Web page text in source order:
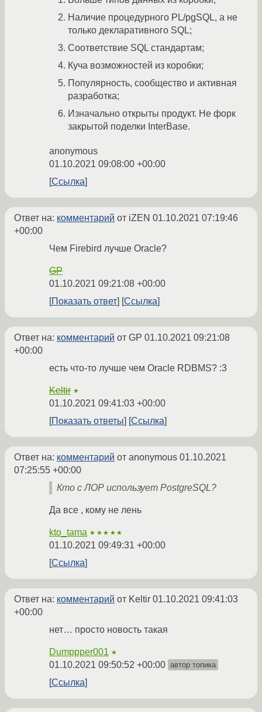
Наличие процедурного PL/pgSQL, а не
только декларативного SQL;
Соответствие SQL стандартам;
Куча возможностей из коробки;
Популярность, сообщество и активная
разработка;
Изначально открыты продукт. Не форк
закрытой поделки InterBase.
anonymous
01.10.2021 09:08:00 +00:00
Ссылка
Ответ на: комментарий от iZEN 01.10.2021 07:19:46
+00:00
Чем Firebird лучше Oracle?
GP
01.10.2021 09:21:08 +00:00
Показать ответ
Ссылка
Ответ на: комментарий от GP 01.10.2021 09:21:08
+00:00
есть что-то лучше чем Oracle RDBMS? :3
Keltir ★
01.10.2021 09:41:03 +00:00
Показать ответы
Ссылка
Ответ на: комментарий от anonymous 01.10.2021
07:25:55 +00:00
Кто с ЛОР использует PostgreSQL?
Да все , кому не лень
kto_tama ★★★★★
01.10.2021 09:49:31 +00:00
Ссылка
Ответ на: комментарий от Keltir 01.10.2021 09:41:03
+00:00
нет… просто новость такая
Dumppper001 ★
01.10.2021 09:50:52 +00:00 автор топика
Ссылка